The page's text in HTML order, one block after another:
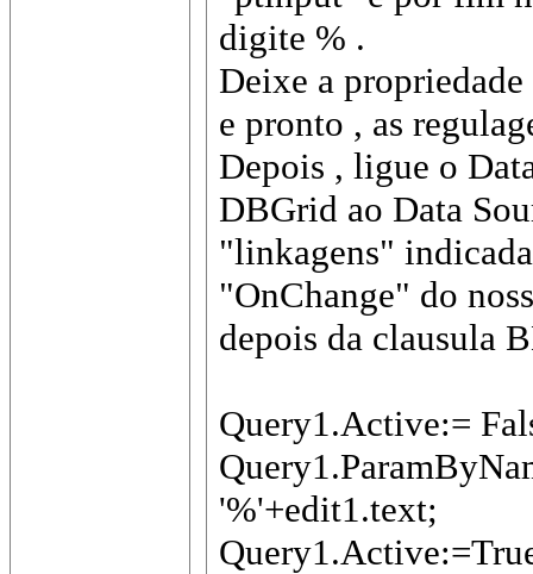
digite % .
Deixe a
e pronto , as
Depois , ligue o
DBGrid ao Data
"linkagens"
"OnChange" do
depois da clausula
Query1.Active:=
'%'+edit1.text;